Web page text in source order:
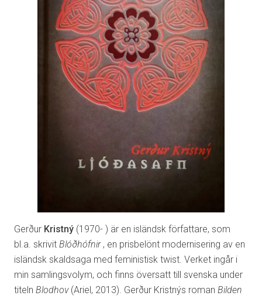
Gerður Kristný (1970- ) är en isländsk författare, som
bl.a. skrivit Blóðhófnir, en prisbelönt modernisering av en
isländsk skaldsaga med feministisk twist. Verket ingår i
min samlingsvolym, och finns översatt till svenska under
titeln Blodhov(Ariel, 2013). Gerður Kristnýs roman Bilden